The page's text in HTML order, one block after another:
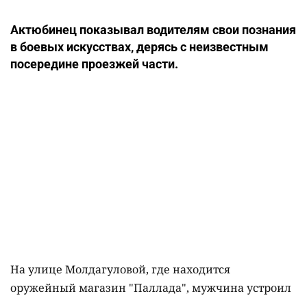
Актюбинец показывал водителям свои познания
в боевых искусствах, дерясь с неизвестным
посередине проезжей части.
На улице Молдагуловой, где находится
оружейный магазин "Паллада", мужчина устроил